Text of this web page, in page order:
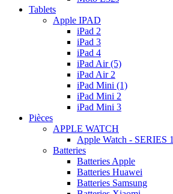
Tablets
Apple IPAD
iPad 2
iPad 3
iPad 4
iPad Air (5)
iPad Air 2
iPad Mini (1)
iPad Mini 2
iPad Mini 3
Pièces
APPLE WATCH
Apple Watch - SERIES 1
Batteries
Batteries Apple
Batteries Huawei
Batteries Samsung